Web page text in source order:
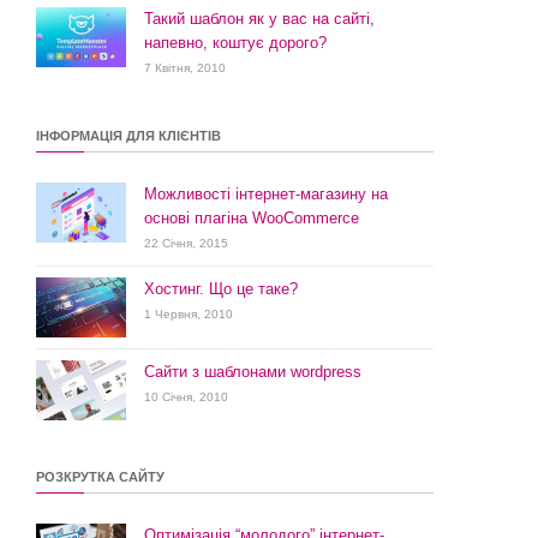
Такий шаблон як у вас на сайті,
напевно, коштує дорого?
7 Квітня, 2010
ІНФОРМАЦІЯ ДЛЯ КЛІЄНТІВ
Можливості інтернет-магазину на
основі плагіна WooCommerce
22 Січня, 2015
Хостинг. Що це таке?
1 Червня, 2010
Сайти з шаблонами wordpress
10 Січня, 2010
РОЗКРУТКА САЙТУ